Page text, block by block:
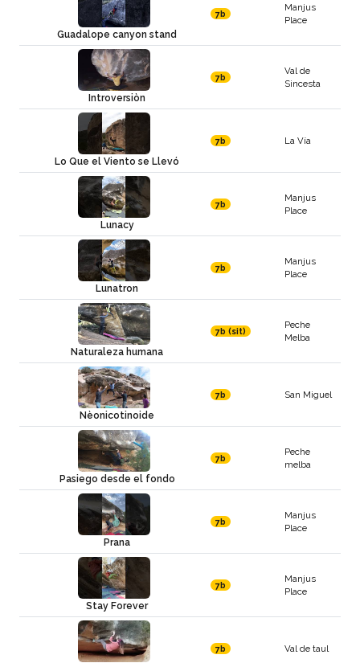
Guadalope canyon stand
7b
Manjus
Place
Introversiòn
7b
Val de
Sincesta
Lo Que el Viento se Llevó
7b La Vía
Lunacy
7b
Manjus
Place
Lunatron
7b
Manjus
Place
Naturaleza humana
7b (sit)
Peche
Melba
Nèonicotinoide
7b San Miguel
Pasiego desde el fondo
7b
Peche
melba
Prana
7b
Manjus
Place
Stay Forever
7b
Manjus
Place
7b Val de taul